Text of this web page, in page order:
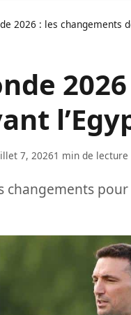
2026 : les changements
7, 20261 min de lecture
changements